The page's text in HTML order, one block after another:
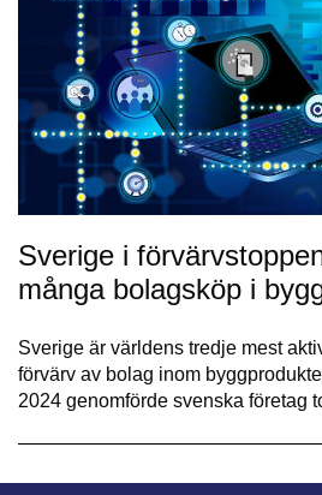
Sverige i
många bolagsköp i
Sverige är världens tredje mest
förvärv av bolag inom
2024 genomförde svenska företag